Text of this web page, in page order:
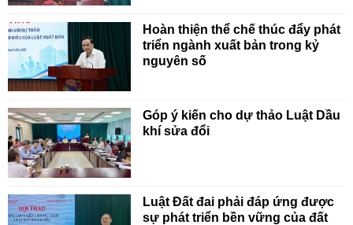
Hoàn thiện thể chế thúc đẩy phát
triển ngành xuất bản trong kỷ
nguyên số
Góp ý kiến cho dự thảo Luật Dầu
khí sửa đổi
Luật Đất đai phải đáp ứng được
sự phát triển bền vững của đất